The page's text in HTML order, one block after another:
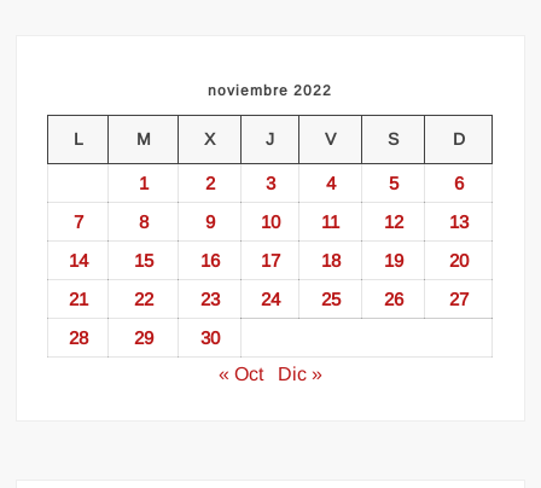
noviembre 2022
L M X J V S D
1 2 3 4 5
6
7
8 9 10 11 12
13
14
15 16 17 18 19
20
21
22 23 24 25 26
27
28
29
30
« Oct
Dic »